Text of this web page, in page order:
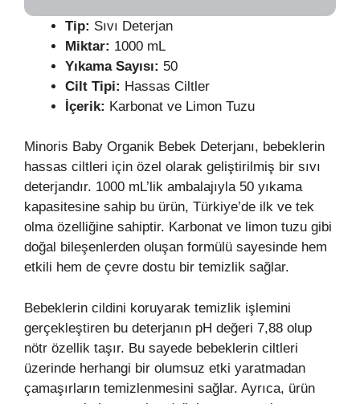
Tip: Sıvı Deterjan
Miktar: 1000 mL
Yıkama Sayısı: 50
Cilt Tipi: Hassas Ciltler
İçerik: Karbonat ve Limon Tuzu
Minoris Baby Organik Bebek Deterjanı, bebeklerin
hassas ciltleri için özel olarak geliştirilmiş bir sıvı
deterjandır. 1000 mL’lik ambalajıyla 50 yıkama
kapasitesine sahip bu ürün, Türkiye’de ilk ve tek
olma özelliğine sahiptir. Karbonat ve limon tuzu gibi
doğal bileşenlerden oluşan formülü sayesinde hem
etkili hem de çevre dostu bir temizlik sağlar.
Bebeklerin cildini koruyarak temizlik işlemini
gerçekleştiren bu deterjanın pH değeri 7,88 olup
nötr özellik taşır. Bu sayede bebeklerin ciltleri
üzerinde herhangi bir olumsuz etki yaratmadan
çamaşırların temizlenmesini sağlar. Ayrıca, ürün